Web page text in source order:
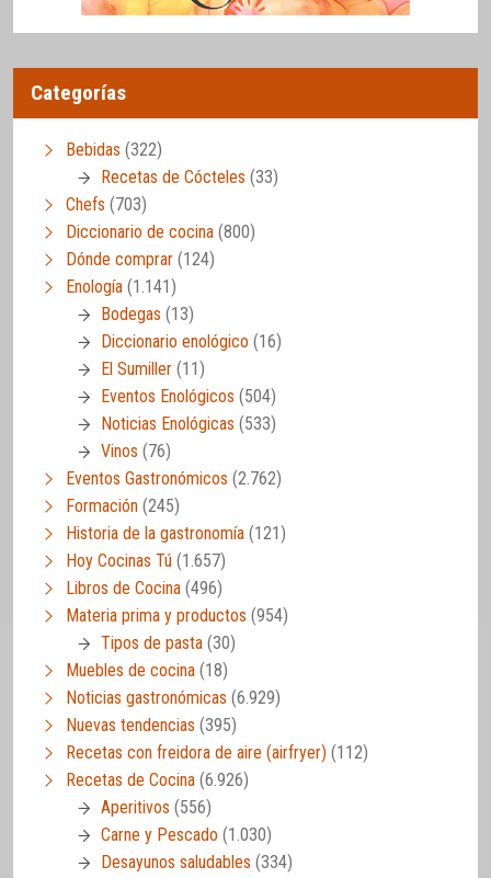
Categorías
Bebidas (322)
Recetas de Cócteles (33)
Chefs (703)
Diccionario de cocina (800)
Dónde comprar (124)
Enología (1.141)
Bodegas (13)
Diccionario enológico (16)
El Sumiller (11)
Eventos Enológicos (504)
Noticias Enológicas (533)
Vinos (76)
Eventos Gastronómicos (2.762)
Formación (245)
Historia de la gastronomía (121)
Hoy Cocinas Tú (1.657)
Libros de Cocina (496)
Materia prima y productos (954)
Tipos de pasta (30)
Muebles de cocina (18)
Noticias gastronómicas (6.929)
Nuevas tendencias (395)
Recetas con freidora de aire (airfryer) (112)
Recetas de Cocina (6.926)
Aperitivos (556)
Carne y Pescado (1.030)
Desayunos saludables (334)